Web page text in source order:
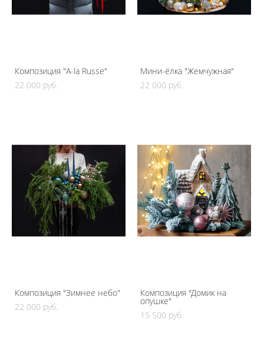
Композиция "A-la Russe"
22 000 pуб.
Мини-ёлка "Жемчужная"
22 000 pуб.
Композиция "Зимнее небо"
22 000 pуб.
Композиция "Домик на
опушке"
15 500 pуб.